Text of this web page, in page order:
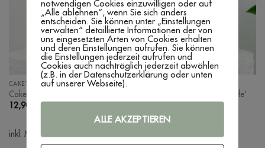
CAKETOPPER
Caketopper ‚Eukalyptus‘
12,90
–14,90€
inkl. MwSt.
Caketopper ‚Eukalyptus Taufe‘
12,90€–14,90€
notwendigen Cookies einzuwilligen oder auf
„Alle ablehnen“, wenn Sie sich anders
entscheiden. Sie können unter „Einstellungen
verwalten“ detaillierte Informationen der von
uns eingesetzten Arten von Cookies erhalten
und deren Einstellungen aufrufen. Sie können
die Einstellungen jederzeit aufrufen und
Cookies auch nachträglich jederzeit abwählen
(z.B. in der Datenschutzerklärung oder unten
auf unserer Webseite).
ALLE AKZEPTIEREN